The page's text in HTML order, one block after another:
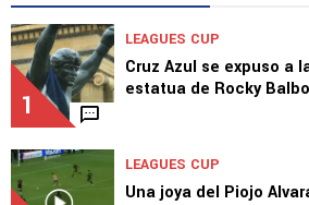
1
LEAGUES CUP
Cruz Azul se expuso a
estatua de Rocky
LEAGUES CUP
Una joya del Piojo